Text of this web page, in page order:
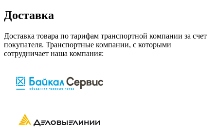
Доставка
Доставка товара по тарифам транспортной компании за счет
покупателя. Транспортные компании, с которыми
сотрудничает наша компания: